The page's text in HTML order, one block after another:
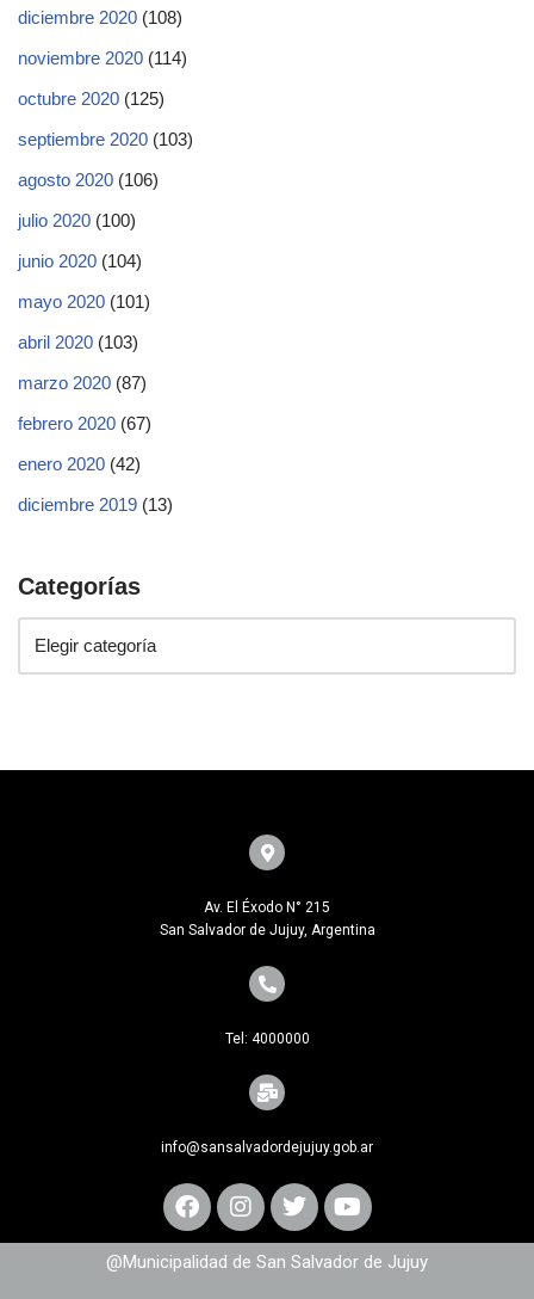
diciembre 2020 (108)
noviembre 2020 (114)
octubre 2020 (125)
septiembre 2020 (103)
agosto 2020 (106)
julio 2020 (100)
junio 2020 (104)
mayo 2020 (101)
abril 2020 (103)
marzo 2020 (87)
febrero 2020 (67)
enero 2020 (42)
diciembre 2019 (13)
Categorías
Av. El Éxodo N° 215
San Salvador de Jujuy, Argentina
Tel: 4000000
info@sansalvadordejujuy.gob.ar
@Municipalidad de San Salvador de Jujuy